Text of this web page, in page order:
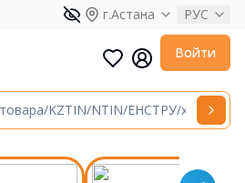
г.Астана РУС
Войти